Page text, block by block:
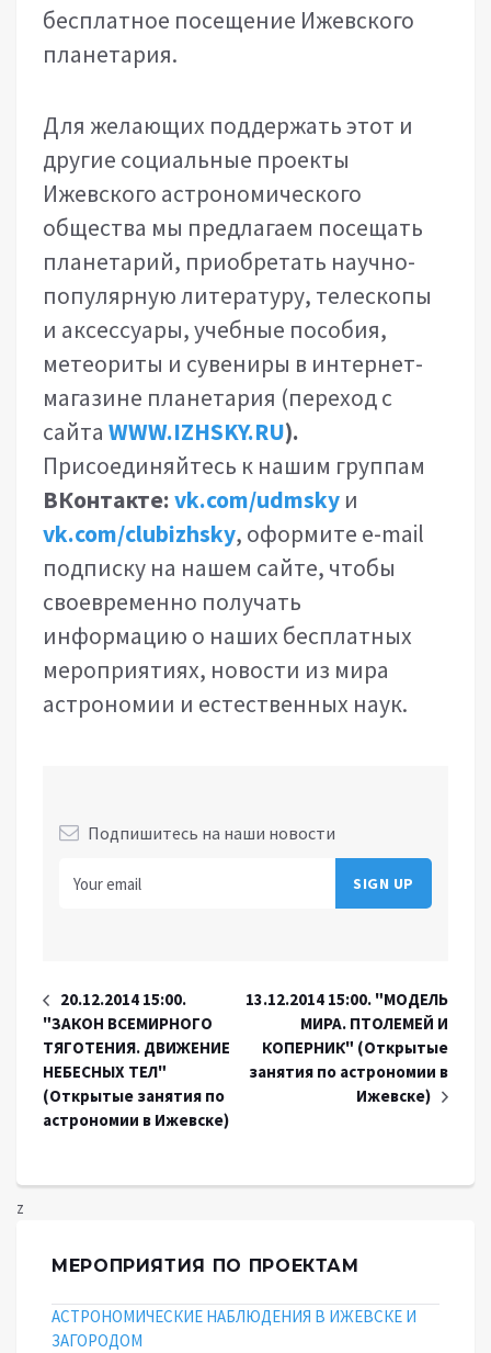
бесплатное посещение Ижевского
планетария.
Для желающих поддержать этот и
другие социальные проекты
Ижевского астрономического
общества мы предлагаем посещать
планетарий, приобретать научно-
популярную литературу, телескопы
и аксессуары, учебные пособия,
метеориты и сувениры в интернет-
магазине планетария (переход с
сайта WWW.IZHSKY.RU).
Присоединяйтесь к нашим группам
ВКонтакте:vk.com/udmsky и
vk.com/clubizhsky, оформите e-mail
подписку на нашем сайте, чтобы
своевременно получать
информацию о наших бесплатных
мероприятиях, новости из мира
астрономии и естественных наук.
Подпишитесь на наши новости
20.12.2014 15:00.
"ЗАКОН ВСЕМИРНОГО
ТЯГОТЕНИЯ. ДВИЖЕНИЕ
НЕБЕСНЫХ ТЕЛ"
(Открытые занятия по
астрономии в Ижевске)
13.12.2014 15:00. "МОДЕЛЬ
МИРА. ПТОЛЕМЕЙ И
КОПЕРНИК" (Открытые
занятия по астрономии в
Ижевске)
z
МЕРОПРИЯТИЯ ПО ПРОЕКТАМ
АСТРОНОМИЧЕСКИЕ НАБЛЮДЕНИЯ В ИЖЕВСКЕ И
ЗАГОРОДОМ